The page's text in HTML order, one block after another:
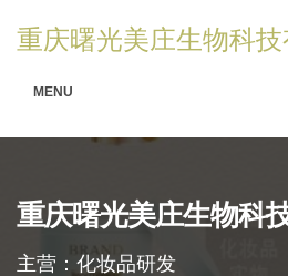
重庆曙光美庄生物科技
MENU
重庆曙光美庄生物科
主营：化妆品研发